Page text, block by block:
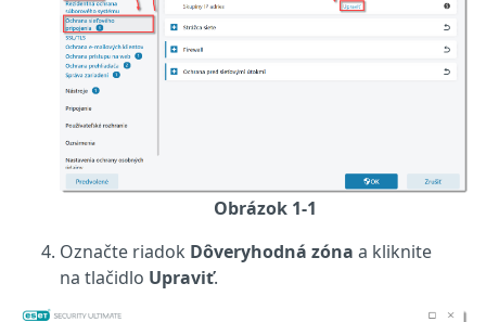
Obrázok 1-1
Označte riadok Dôveryhodná zóna a kliknite
na tlačidlo Upraviť.